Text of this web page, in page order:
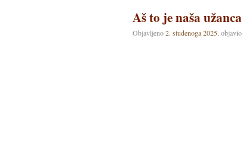
Aš to je naša užanca
Objavljeno2. studenoga 2025. objavio